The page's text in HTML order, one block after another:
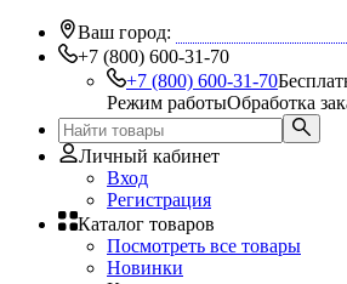
Ваш город:
+7 (800) 600-31-70
+7 (800) 600-31-70
Режим работыОбработка
Личный кабинет
Вход
Регистрация
Каталог товаров
Посмотреть все товары
Новинки